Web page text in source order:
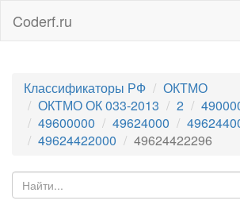
Coderf.ru
Классификаторы РФ
ОКТМО
ОКТМО ОК 033-2013
2
49600000
49624000
49624422000
49624422296